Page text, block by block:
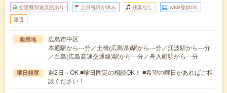
交通費別途支給あり 土日祝日が休み 残業なし WEB登録OK
派遣
勤務地
広島市中区
本通駅から---分／土橋(広島県)駅から---分／江波駅から---分
／白島(広島高速交通線)駅から---分／舟入町駅から---分
曜日頻度
週2日～OK ■曜日固定の相談OK！ ■希望の曜日があればご相
談ください！